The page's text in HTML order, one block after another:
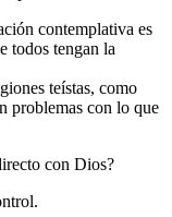
contemplativa es
todos tengan la
teístas, como
problemas con lo que
con Dios?